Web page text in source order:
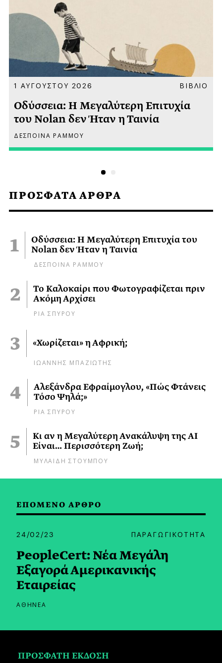
ΠΡΟΣΦΑΤΑ ΑΡΘΡΑ
Οδύσσεια: Η Μεγαλύτερη Επιτυχία του
Nolan δεν Ήταν η Ταινία
ΔΕΣΠΟΙΝΑ ΡΑΜΜΟΥ
Το Καλοκαίρι που Φωτογραφίζεται πριν
Ακόμη Αρχίσει
ΡΙΑ ΣΠΥΡΟΥ
«Χωρίζεται» η Αφρική;
ΙΩΑΝΝΗΣ ΜΠΑΖΙΩΤΗΣ
Αλεξάνδρα Εφραίμογλου, «Πώς Φτάνεις
Τόσο Ψηλά;»
ΡΙΑ ΣΠΥΡΟΥ
Κι αν η Μεγαλύτερη Ανακάλυψη της AI
Είναι… Περισσότερη Ζωή;
ΜΥΛΑΙΔΗ ΣΤΟΥΜΠΟΥ
1 ΑΥΓΟΥΣΤΟΥ 2026 ΒΙΒΛΙΟ
Οδύσσεια: Η Μεγαλύτερη Επιτυχία
του Nolan δεν Ήταν η Ταινία
ΔΕΣΠΟΙΝΑ ΡΑΜΜΟΥ
ΕΠΟΜΕΝΟ ΑΡΘΡΟ
24/02/23 ΠΑΡΑΓΩΓΙΚΟΤΗΤΑ
PeopleCert: Νέα Μεγάλη
Εξαγορά Αμερικανικής
Εταιρείας
ΑΘΗΝΕΑ
ΠΡΟΣΦΑΤΗ ΕΚΔΟΣΗ